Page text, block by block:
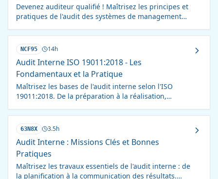
Devenez auditeur qualifié ! Maîtrisez les principes et
pratiques de l'audit des systèmes de management
NCF95 14h
Audit Interne ISO 19011:2018 - Les
Fondamentaux et la Pratique
Maîtrisez les bases de l'audit interne selon l'ISO
19011:2018. De la préparation à la réalisation,
63N8X 3.5h
Audit Interne : Missions Clés et Bonnes
Pratiques
Maîtrisez les travaux essentiels de l'audit interne : de
la planification à la communication des résultats.